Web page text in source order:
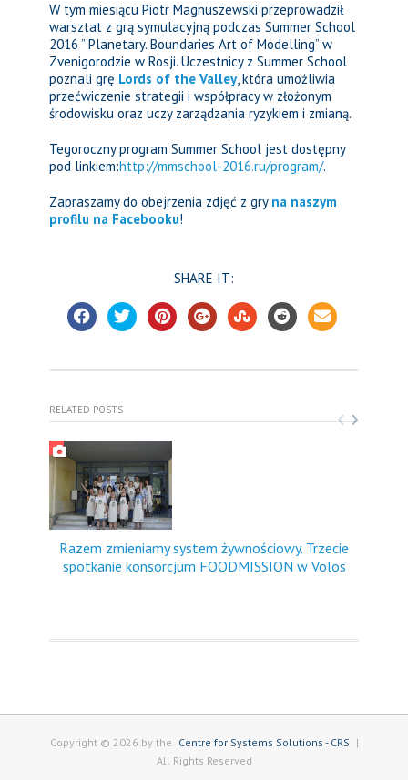
W tym miesiącu Piotr Magnuszewski przeprowadził
warsztat z grą symulacyjną podczas Summer School
2016 ” Planetary. Boundaries Art of Modelling” w
Zvenigorodzie w Rosji. Uczestnicy z Summer School
poznali grę Lords of the Valley, która umożliwia
przećwiczenie strategii i współpracy w złożonym
środowisku oraz uczy zarządzania ryzykiem i zmianą.
Tegoroczny program Summer School jest dostępny
pod linkiem:http://mmschool-2016.ru/program/.
Zapraszamy do obejrzenia zdjęć z gry na naszym
profilu na Facebooku!
SHARE IT:
RELATED POSTS
Razem zmieniamy system żywnościowy. Trzecie
spotkanie konsorcjum FOODMISSION w Volos
Copyright © 2026 by the Centre for Systems Solutions - CRS |
All Rights Reserved